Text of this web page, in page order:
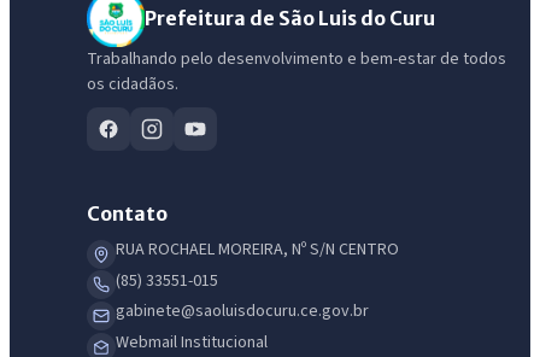
Prefeitura de São Luis do Curu
Trabalhando pelo desenvolvimento e bem-estar de todos
os cidadãos.
Contato
RUA ROCHAEL MOREIRA, Nº S/N CENTRO
(85) 33551-015
gabinete@saoluisdocuru.ce.gov.br
Webmail Institucional